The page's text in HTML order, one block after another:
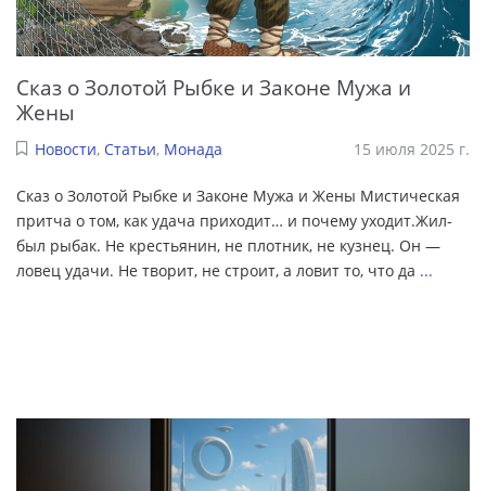
Сказ о Золотой Рыбке и Законе Мужа и
Жены
Новости, Статьи, Монада 15 июля 2025 г.
Сказ о Золотой Рыбке и Законе Мужа и Жены Мистическая
притча о том, как удача приходит… и почему уходит.Жил-
был рыбак. Не крестьянин, не плотник, не кузнец. Он —
ловец удачи. Не творит, не строит, а ловит то, что да ...